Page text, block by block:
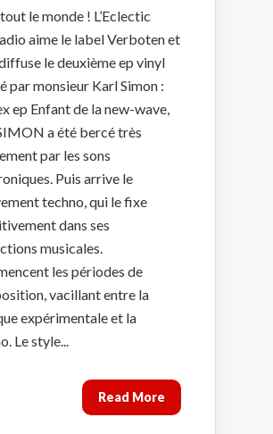
le monde ! L’Eclectic
aime le label Verboten et
le deuxième ep vinyl
par monsieur Karl Simon :
ep Enfant de la new-wave,
a été bercé très
par les sons
Puis arrive le
techno, qui le fixe
dans ses
musicales.
les périodes de
vacillant entre la
expérimentale et la
Le style...
Read More